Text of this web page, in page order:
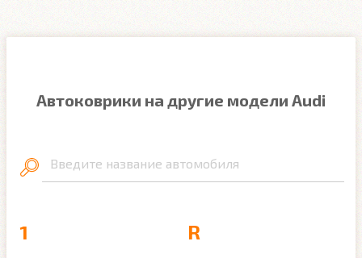
Автоковрики на другие модели Audi
Введите название автомобиля
1 R